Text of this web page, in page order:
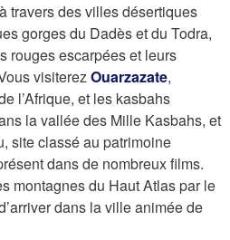
travers des villes désertiques
gorges du Dadès et du Todra,
rouges escarpées et leurs
visiterezOuarzazate,
l’Afrique, et les kasbahs
la vallée des Mille Kasbahs, et
site classé au patrimoine
dans de nombreux films.
montagnes du Haut Atlas par le
dans la ville animée de